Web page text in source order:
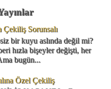
Çekiliş Sorunsalı
bir kuyu aslında değil mi?
hızla bişeyler değişti, her
bugün...
Özel Çekiliş